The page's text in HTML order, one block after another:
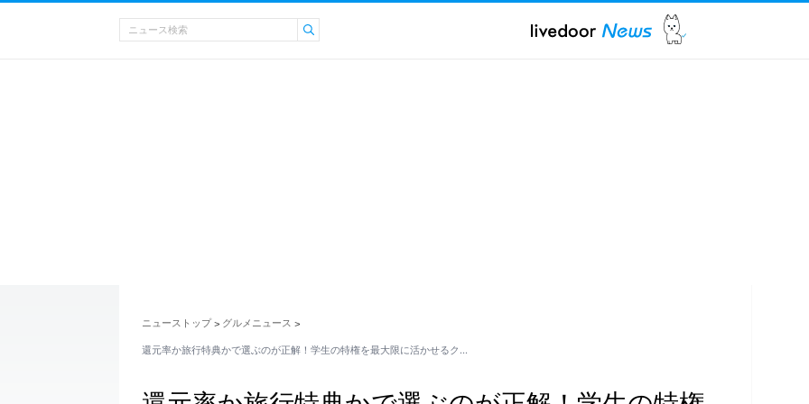
ニューストップ > グルメニュース >
還元率か旅行特典かで選ぶのが正解！学生の特権を最大限に活かせるク…